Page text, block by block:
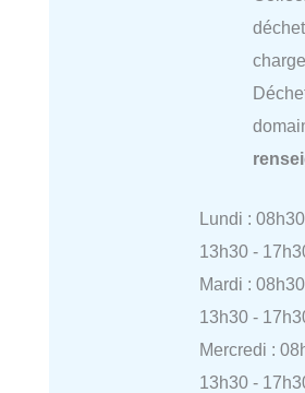
Lundi :
13h30 -
Mardi :
13h30 -
Mercredi :
13h30 -